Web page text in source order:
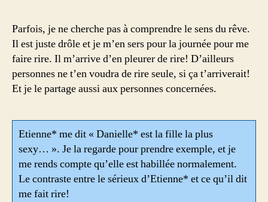
plus
Sexy!
Parfois, je ne cherche pas à comprendre le sens du rêve.
Il est juste drôle et je m’en sers pour la journée pour me
faire rire. Il m’arrive d’en pleurer de rire! D’ailleurs
personnes ne t’en voudra de rire seule, si ça t’arriverait!
Et je le partage aussi aux personnes concernées.
Etienne* me dit « Danielle* est la fille la plus
sexy… ». Je la regarde pour prendre exemple, et je
me rends compte qu’elle est habillée normalement.
Le contraste entre le sérieux d’Etienne* et ce qu’il dit
me fait rire!